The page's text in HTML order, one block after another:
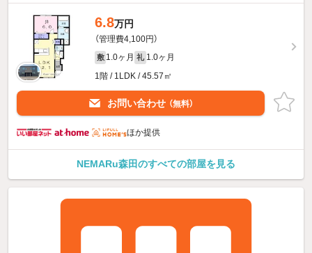
6.8万円
（管理費4,100円）
敷 1.0ヶ月 礼 1.0ヶ月
1階 / 1LDK / 45.57㎡
お問い合わせ （無料）
ほか提供
NEMARu森田のすべての部屋を見る